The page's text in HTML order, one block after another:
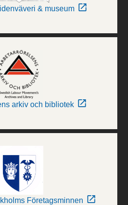
& museum
arkiv och bibliotek
Företagsminnen